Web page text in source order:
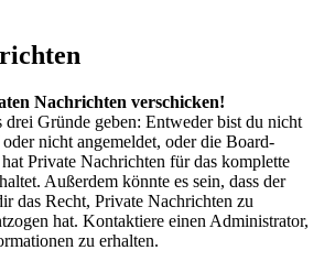
Nachrichten verschicken!
drei Gründe geben: Entweder bist du nicht
nicht angemeldet, oder die Board-
Private Nachrichten für das komplette
Außerdem könnte es sein, dass der
das Recht, Private Nachrichten zu
hat. Kontaktiere einen Administrator,
zu erhalten.